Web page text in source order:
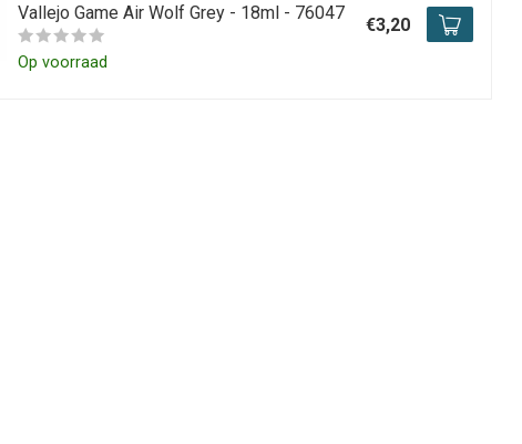
Vallejo Game Air Wolf Grey - 18ml - 76047
Op voorraad
€3,20